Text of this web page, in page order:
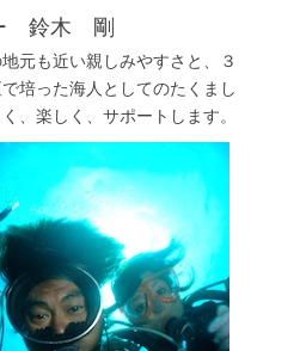
鈴木 剛
元も近い親しみやすさと、３
培った海人としてのたくまし
、楽しく、サポートします。